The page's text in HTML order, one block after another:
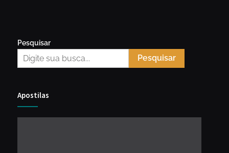
Pesquisar
Pesquisar
Apostilas